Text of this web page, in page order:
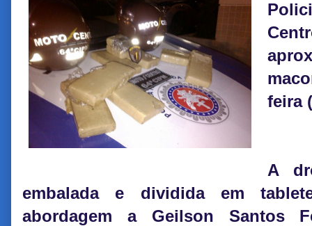
feira
A
embalada e dividida em
abordagem a Geilson Santos